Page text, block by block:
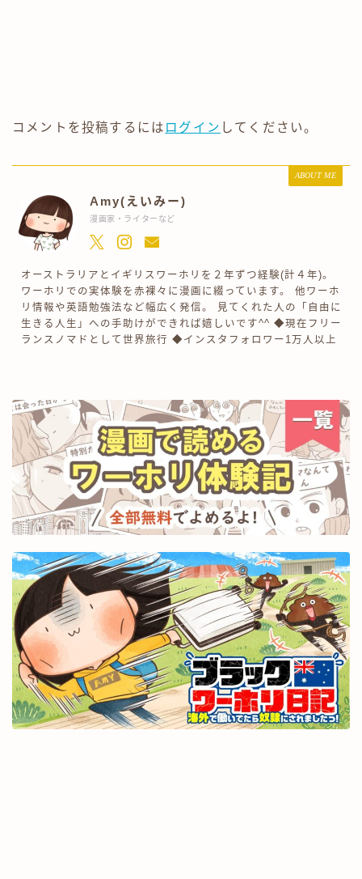
コメントを投稿するには ログイン してください。
ABOUT ME
Amy(えいみー)
漫画家・ライターなど
オーストラリアとイギリスワーホリを２年ずつ経験(計４年)。
ワーホリでの実体験を赤裸々に漫画に綴っています。 他ワーホ
リ情報や英語勉強法など幅広く発信。 見てくれた人の「自由に
生きる人生」への手助けができれば嬉しいです^^ ◆現在フリー
ランスノマドとして世界旅行 ◆インスタフォロワー1万人以上